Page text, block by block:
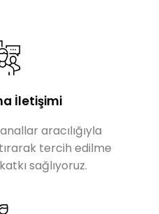
İletişimi
aracılığıyla
tercih edilme
sağlıyoruz.